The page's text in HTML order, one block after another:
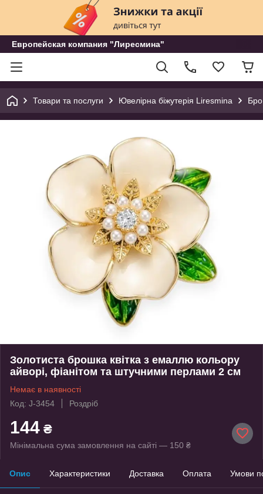
Европейская компания "Лиресмина"
Товари та послуги Ювелірна біжутерія Liresmina
Золотиста брошка квітка з емаллю кольору
айворі, фіанітом та штучними перлами 2 см
Немає в наявності
Код: J-3454
Роздріб
144 ₴
Мінімальна сума замовлення на сайті — 150 ₴
Опис Характеристики Доставка Оплата Умови